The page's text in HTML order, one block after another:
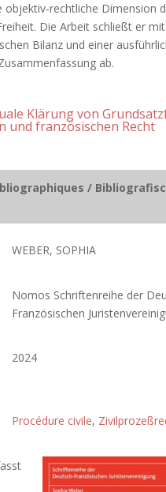
objektiv‐rechtliche Dimension
Die Arbeit schließt er
Bilanz und einer
ab.
Klärung von
und französischen Recht
/
WEBER, SOPHIA
Nomos Schriftenreihe der
Französischen
2024
Procédure civile,